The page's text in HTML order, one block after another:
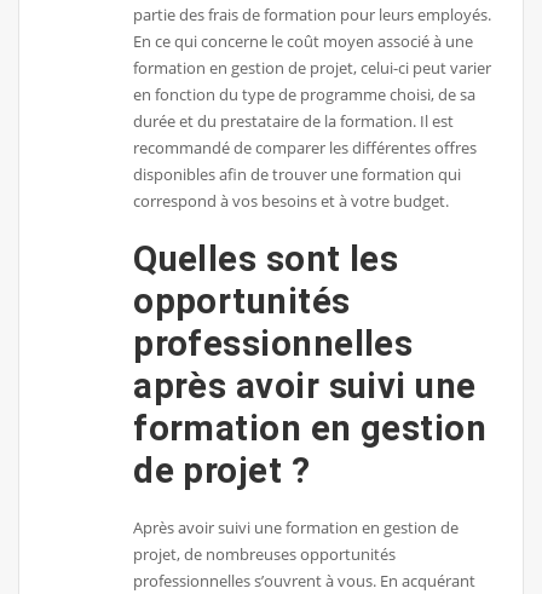
partie des frais de formation pour leurs employés.
En ce qui concerne le coût moyen associé à une
formation en gestion de projet, celui-ci peut varier
en fonction du type de programme choisi, de sa
durée et du prestataire de la formation. Il est
recommandé de comparer les différentes offres
disponibles afin de trouver une formation qui
correspond à vos besoins et à votre budget.
Quelles sont les
opportunités
professionnelles
après avoir suivi une
formation en gestion
de projet ?
Après avoir suivi une formation en gestion de
projet, de nombreuses opportunités
professionnelles s’ouvrent à vous. En acquérant